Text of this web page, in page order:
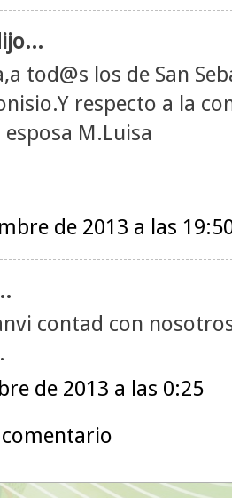
tod@s los de San
respecto a la
M.Luisa
de 2013 a las
contad con
de 2013 a las 0:25